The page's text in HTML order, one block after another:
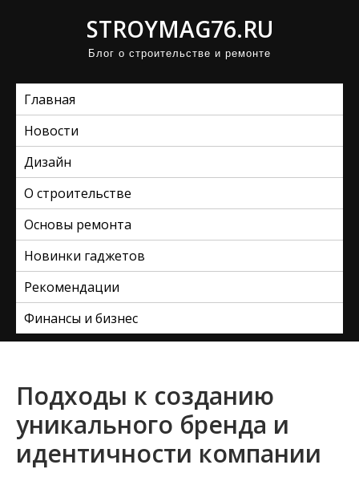
STROYMAG76.RU
Блог о строительстве и ремонте
Главная
Новости
Дизайн
О строительстве
Основы ремонта
Новинки гаджетов
Рекомендации
Финансы и бизнес
Подходы к созданию
уникального бренда и
идентичности компании